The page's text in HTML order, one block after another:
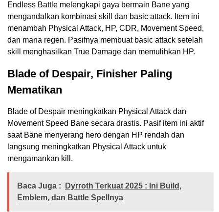
Endless Battle melengkapi gaya bermain Bane yang
mengandalkan kombinasi skill dan basic attack. Item ini
menambah Physical Attack, HP, CDR, Movement Speed,
dan mana regen. Pasifnya membuat basic attack setelah
skill menghasilkan True Damage dan memulihkan HP.
Blade of Despair, Finisher Paling
Mematikan
Blade of Despair meningkatkan Physical Attack dan
Movement Speed Bane secara drastis. Pasif item ini aktif
saat Bane menyerang hero dengan HP rendah dan
langsung meningkatkan Physical Attack untuk
mengamankan kill.
Baca Juga :
Dyrroth Terkuat 2025 : Ini Build,
Emblem, dan Battle Spellnya